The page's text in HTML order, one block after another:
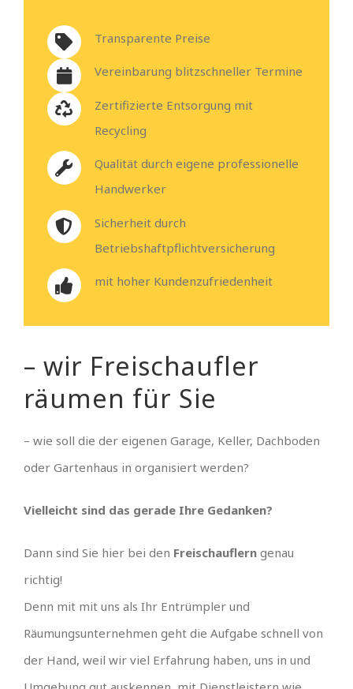
Transparente Preise
Vereinbarung blitzschneller Termine
Zertifizierte Entsorgung mit
Recycling
Qualität durch eigene professionelle
Handwerker
Sicherheit durch
Betriebshaftpflichtversicherung
mit hoher Kundenzufriedenheit
– wir Freischaufler
räumen für Sie
– wie soll die der eigenen Garage, Keller, Dachboden
oder Gartenhaus in organisiert werden?
Vielleicht sind das gerade Ihre Gedanken?
Dann sind Sie hier bei den Freischauflern genau
richtig!
Denn mit mit uns als Ihr Entrümpler und
Räumungsunternehmen geht die Aufgabe schnell von
der Hand, weil wir viel Erfahrung haben, uns in und